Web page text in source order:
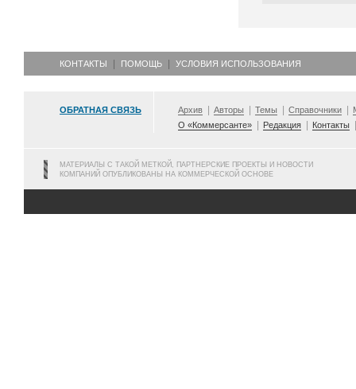
КОНТАКТЫ ПОМОЩЬ УСЛОВИЯ ИСПОЛЬЗОВАНИЯ
ОБРАТНАЯ СВЯЗЬ Архив Авторы Темы Справочники
О «Коммерсанте»
Редакция Контакты
МАТЕРИАЛЫ С ТАКОЙ МЕТКОЙ, ПАРТНЕРСКИЕ ПРОЕКТЫ И НОВОСТИ
КОМПАНИЙ ОПУБЛИКОВАНЫ НА КОММЕРЧЕСКОЙ ОСНОВЕ